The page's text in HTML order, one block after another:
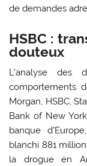
de demandes
HSBC :
douteux
L’analyse des
comportements
Morgan, HSBC,
Bank of New
banque
blanchi 881
la drogue en